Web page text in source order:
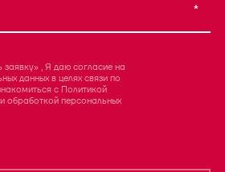
*
, Я даю согласие на
данных в целях связи по
с Политикой
и обработкой персональных